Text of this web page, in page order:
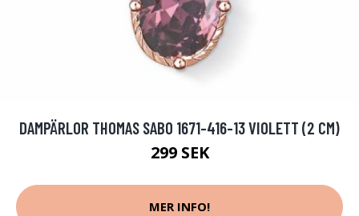
DAMPÄRLOR THOMAS SABO 1671-416-13 VIOLETT (2 CM)
299 SEK
MER INFO!